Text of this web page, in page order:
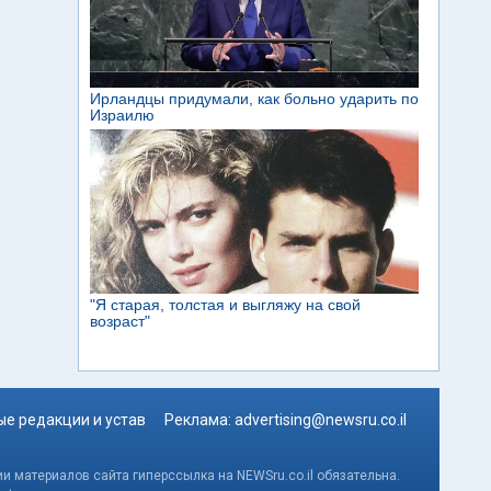
редакции и устав Реклама: advertising@newsru.co.il
сайта гиперссылка на NEWSru.co.il обязательна.